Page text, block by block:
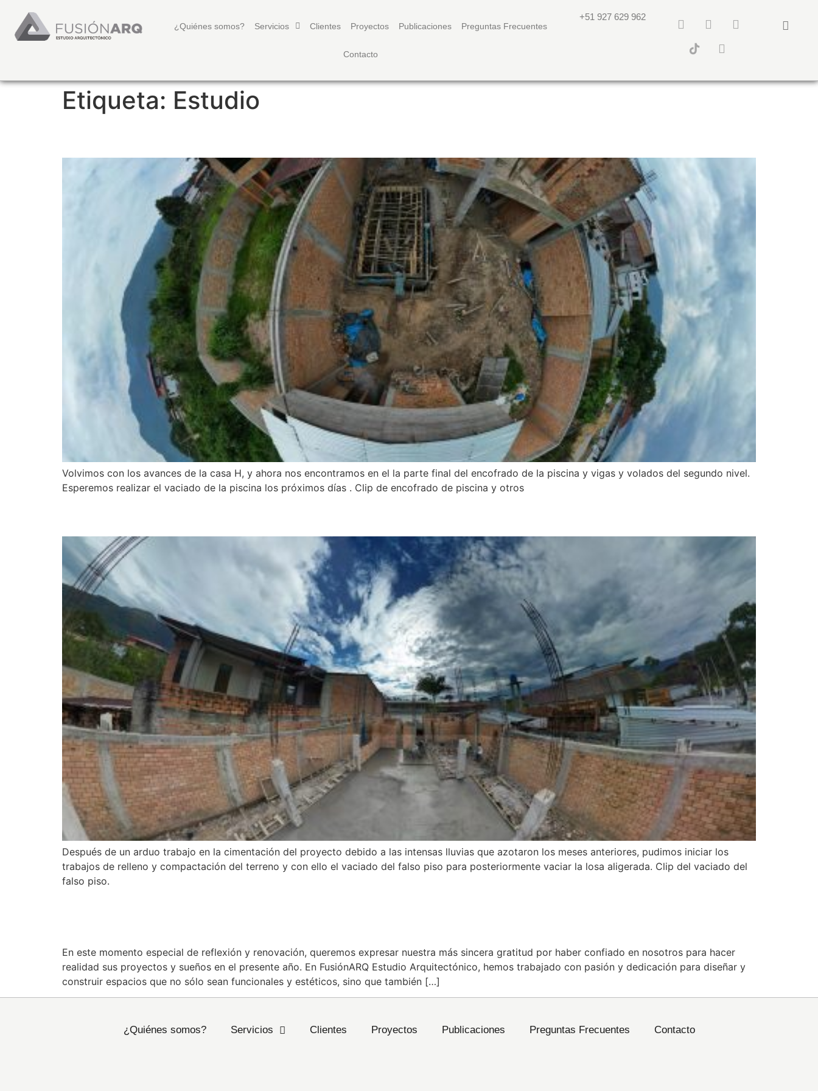
¿Quiénes somos? Servicios Clientes Proyectos Publicaciones Preguntas Frecuentes
Contacto
+51 927 629 962
Etiqueta: Estudio
Volvimos con los avances de la casa H, y ahora nos encontramos en el la parte final del encofrado de la piscina y vigas y volados del segundo nivel.
Esperemos realizar el vaciado de la piscina los próximos días . Clip de encofrado de piscina y otros
Después de un arduo trabajo en la cimentación del proyecto debido a las intensas lluvias que azotaron los meses anteriores, pudimos iniciar los
trabajos de relleno y compactación del terreno y con ello el vaciado del falso piso para posteriormente vaciar la losa aligerada. Clip del vaciado del
falso piso.
En este momento especial de reflexión y renovación, queremos expresar nuestra más sincera gratitud por haber confiado en nosotros para hacer
realidad sus proyectos y sueños en el presente año. En FusiónARQ Estudio Arquitectónico, hemos trabajado con pasión y dedicación para diseñar y
construir espacios que no sólo sean funcionales y estéticos, sino que también […]
¿Quiénes somos? Servicios Clientes Proyectos Publicaciones Preguntas Frecuentes Contacto